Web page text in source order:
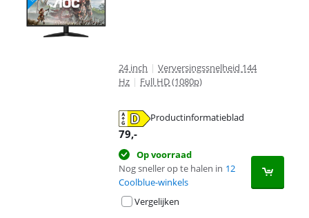
24 inch | Verversingssnelheid 144
Hz | Full HD (1080p)
Productinformatieblad
79,-
Op voorraad
Nog sneller op te halen in 12
Coolblue-winkels
Vergelijken